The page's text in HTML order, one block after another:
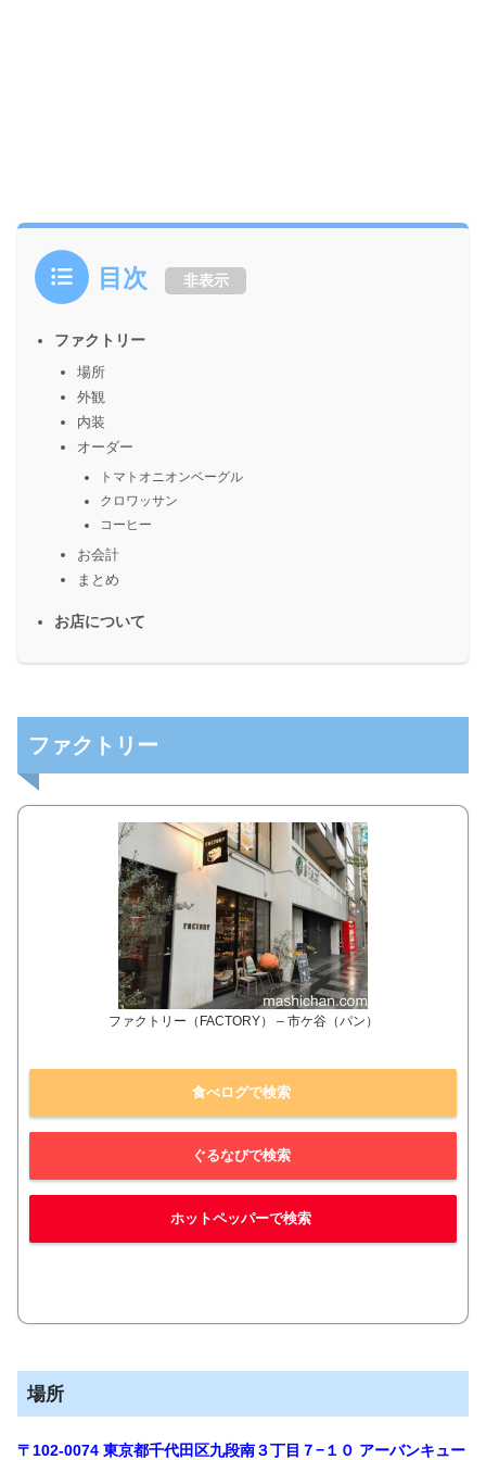
目次 非表示
ファクトリー
場所
外観
内装
オーダー
トマトオニオンベーグル
クロワッサン
コーヒー
お会計
まとめ
お店について
ファクトリー
ファクトリー（FACTORY） – 市ケ谷（パン）
食べログで検索
ぐるなびで検索
ホットペッパーで検索
場所
〒102-0074 東京都千代田区九段南３丁目７−１０ アーバンキュー